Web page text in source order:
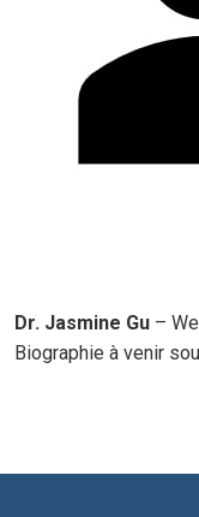
Dr. Jasmine Gu –
Biographie à venir